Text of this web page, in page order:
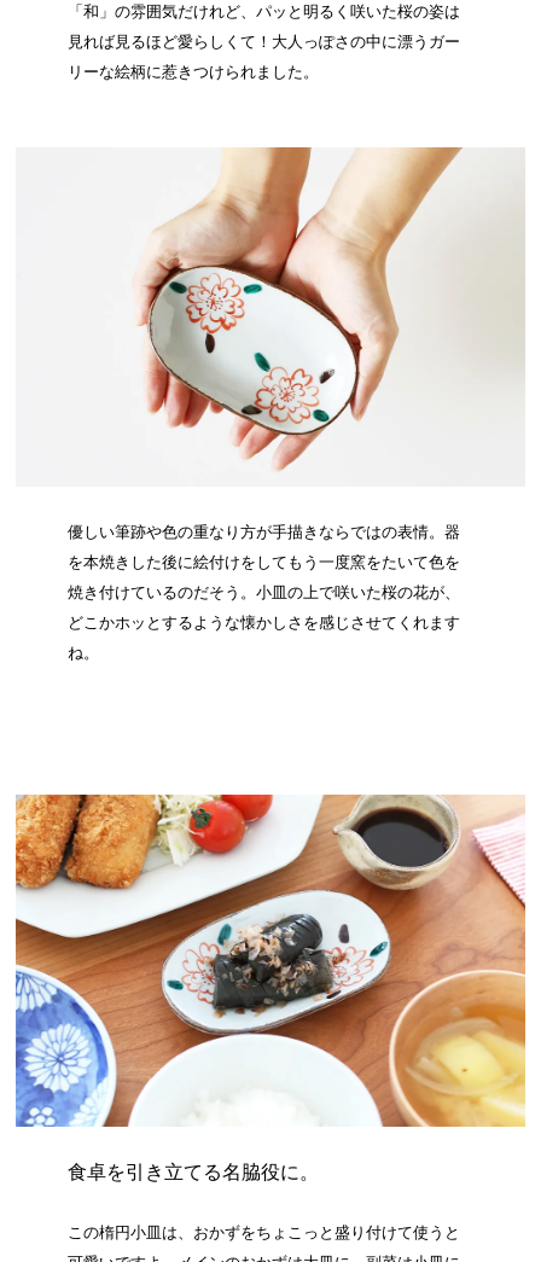
「和」の雰囲気だけれど、パッと明るく咲いた桜の姿は
見れば見るほど愛らしくて！大人っぽさの中に漂うガー
リーな絵柄に惹きつけられました。
優しい筆跡や色の重なり方が手描きならではの表情。器
を本焼きした後に絵付けをしてもう一度窯をたいて色を
焼き付けているのだそう。小皿の上で咲いた桜の花が、
どこかホッとするような懐かしさを感じさせてくれます
ね。
食卓を引き立てる名脇役に。
この楕円小皿は、おかずをちょこっと盛り付けて使うと